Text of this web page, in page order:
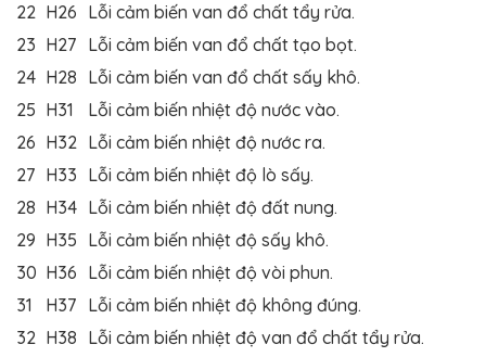
22 H26 Lỗi cảm biến van đổ chất tẩy rửa.
23 H27 Lỗi cảm biến van đổ chất tạo bọt.
24 H28 Lỗi cảm biến van đổ chất sấy khô.
25 H31
Lỗi cảm biến nhiệt độ nước vào.
26 H32 Lỗi cảm biến nhiệt độ nước ra.
27 H33 Lỗi cảm biến nhiệt độ lò sấy.
28 H34 Lỗi cảm biến nhiệt độ đất nung.
29 H35 Lỗi cảm biến nhiệt độ sấy khô.
30 H36 Lỗi cảm biến nhiệt độ vòi phun.
31
H37 Lỗi cảm biến nhiệt độ không đúng.
32 H38 Lỗi cảm biến nhiệt độ van đổ chất tẩy rửa.